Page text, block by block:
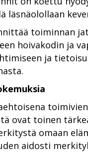
läsnäolollaan
toiminnan
hoivakodin ja
ja
ovat toinen
omaan
aidosti